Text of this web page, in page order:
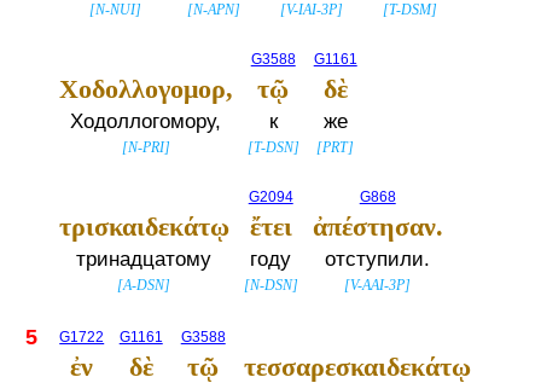
[N-NUI] [N-APN] [V-IAI-3P] [T-DSM]
Χοδολλογομορ,
Ходоллогомору,
[N-PRI]
G3588
τῷ
к
[T-DSN]
G1161
δὲ
же
[PRT]
τρισκαιδεκάτῳ
тринадцатому
[A-DSN]
G2094
ἔτει
году
[N-DSN]
G868
ἀπέστησαν.
отступили.
[V-AAI-3P]
5 G1722
ἐν
G1161
δὲ
G3588
τῷ τεσσαρεσκαιδεκάτῳ